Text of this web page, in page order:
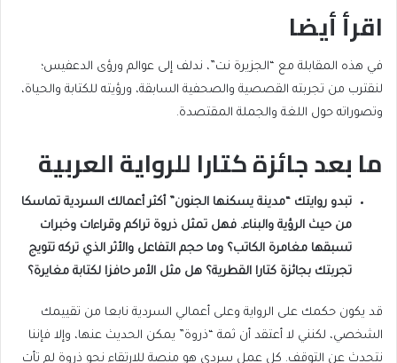
اقرأ أيضا
list
of
2
end
of
list
في هذه المقابلة مع “الجزيرة نت”، ندلف إلى عوالم ورؤى الدعفيس؛
لنقترب من تجربته القصصية والصحفية السابقة، ورؤيته للكتابة والحياة،
وتصوراته حول اللغة والجملة المقتصدة.
ما بعد جائزة كتارا للرواية العربية
تبدو روايتك “مدينة يسكنها الجنون” أكثر أعمالك السردية تماسكا
من حيث الرؤية والبناء. فهل تمثل ذروة تراكم وقراءات وخبرات
تسبقها مغامرة الكاتب؟ وما حجم التفاعل والأثر الذي تركه تتويج
تجربتك بجائزة كتارا القطرية؟ هل مثل الأمر حافزا لكتابة مغايرة؟
قد يكون حكمك على الرواية وعلى أعمالي السردية نابعا من تقييمك
الشخصي، لكنني لا أعتقد أن ثمة “ذروة” يمكن الحديث عنها، وإلا فإننا
نتحدث عن التوقف. كل عمل سردي هو منصة للارتقاء نحو ذروة لم تأت